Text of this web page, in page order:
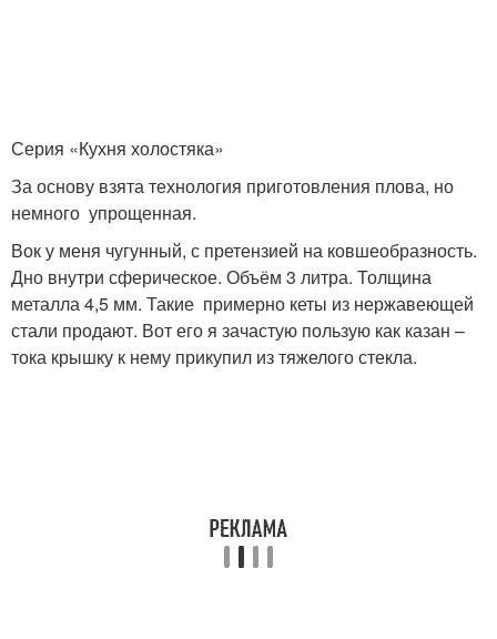
Перловки со свининой
Перловка в
Перловка с мясом Суп с перловкой
Серия «Кухня холостяка»
За основу взята технология приготовления плова, но
немного упрощенная.
Вок у меня чугунный, с претензией на ковшеобразность.
Дно внутри сферическое. Объём 3 литра. Толщина
металла 4,5 мм. Такие примерно кеты из нержавеющей
стали продают. Вот его я зачастую пользую как казан –
тока крышку к нему прикупил из тяжелого стекла.